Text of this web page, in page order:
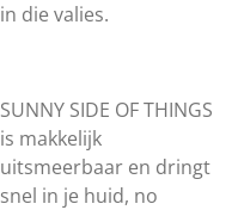
in die valies.
SUNNY SIDE OF THINGS
is makkelijk
uitsmeerbaar en dringt
snel in je huid, no